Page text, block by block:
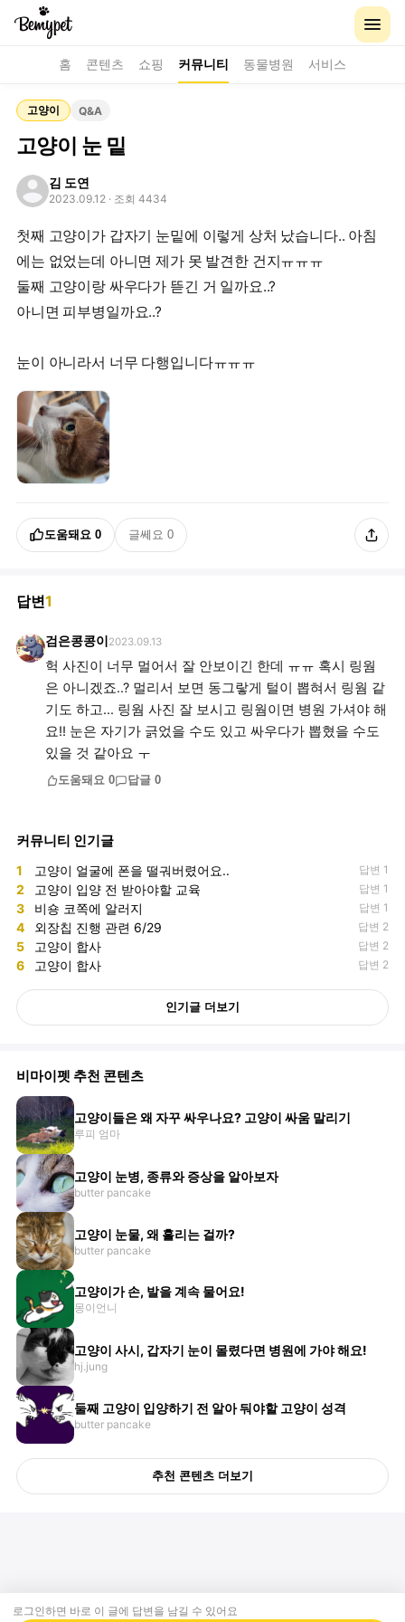
홈 콘텐츠 쇼핑 커뮤니티 동물병원 서비스
고양이 Q&A
고양이 눈 밑
김 도연
2023.09.12 · 조회 4434
첫째 고양이가 갑자기 눈밑에 이렇게 상처 났습니다.. 아침
에는 없었는데 아니면 제가 못 발견한 건지ㅠㅠㅠ
둘째 고양이랑 싸우다가 뜯긴 거 일까요..?
아니면 피부병일까요..?
눈이 아니라서 너무 다행입니다ㅠㅠㅠ
도움돼요 0 글쎄요 0
답변1
검은콩콩이 2023.09.13
헉 사진이 너무 멀어서 잘 안보이긴 한데 ㅠㅠ 혹시 링웜
은 아니겠죠..? 멀리서 보면 동그랗게 털이 뽑혀서 링웜 같
기도 하고... 링웜 사진 잘 보시고 링웜이면 병원 가셔야 해
요!! 눈은 자기가 긁었을 수도 있고 싸우다가 뽑혔을 수도
있을 것 같아요 ㅜ
도움돼요 0 답글 0
커뮤니티 인기글
1 고양이 얼굴에 폰을 떨궈버렸어요.. 답변 1
2 고양이 입양 전 받아야할 교육 답변 1
3 비숑 코쪽에 알러지 답변 1
4 외장칩 진행 관련 6/29 답변 2
5 고양이 합사 답변 2
6 고양이 합사 답변 2
인기글 더보기
비마이펫 추천 콘텐츠
고양이들은 왜 자꾸 싸우나요? 고양이 싸움 말리기
루피 엄마
고양이 눈병, 종류와 증상을 알아보자
butter pancake
고양이 눈물, 왜 흘리는 걸까?
butter pancake
고양이가 손, 발을 계속 물어요!
몽이언니
고양이 사시, 갑자기 눈이 몰렸다면 병원에 가야 해요!
hj.jung
둘째 고양이 입양하기 전 알아 둬야할 고양이 성격
butter pancake
추천 콘텐츠 더보기
로그인하면 바로 이 글에 답변 을 남길 수 있어요